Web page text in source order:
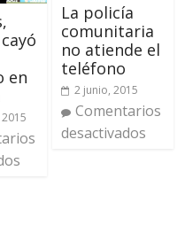
en
La policía
comunitaria
no atiende el
teléfono
2 junio, 2015
Comentarios
desactivados